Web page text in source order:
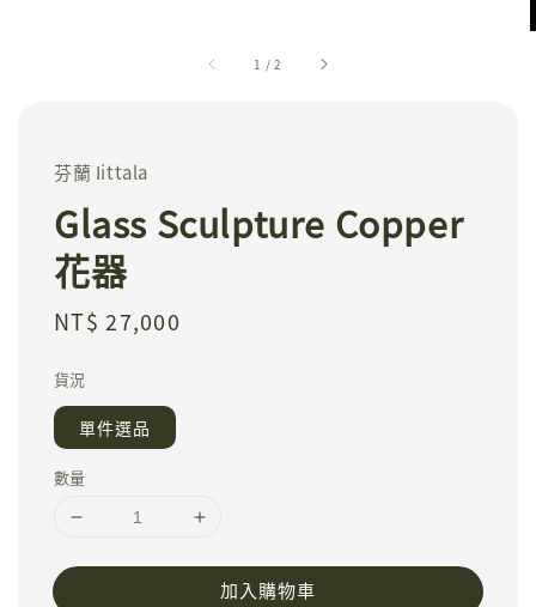
1 /2
芬蘭 Iittala
Glass Sculpture Copper
花器
Regular
NT$ 27,000
貨況
單件選品
數量
加入購物車